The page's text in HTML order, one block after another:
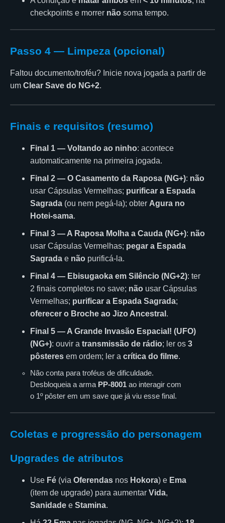
checkpoints e morrer não soma tempo.
Passo 4 — Limpeza (opcional)
Faltou documento/troféu? Inicie nova jogada a partir de
um Clear Save do NG+2.
Finais e requisitos (resumo)
Final 1 — Voltando ao ninho: acontece
automaticamente na primeira jogada.
Final 2 — O Casamento da Raposa (NG+): não
usar Cápsulas Vermelhas; purificar a Espada
Sagrada (ou nem pegá-la); obter Agura no
Hotei-sama.
Final 3 — A Raposa Molha a Cauda (NG+): não
usar Cápsulas Vermelhas; pegar a Espada
Sagrada e não purificá-la.
Final 4 — Ebisugaoka em Silêncio (NG+2): ter
2 finais completos no save; não usar Cápsulas
Vermelhas; purificar a Espada Sagrada;
oferecer o Broche ao Jizo Ancestral .
Final 5 — A Grande Invasão Espacial! (UFO)
(NG+): ouvir a transmissão de rádio; ler os 3
pôsteres em ordem; ler a crítica do filme.
Não conta para troféus de dificuldade.
Desbloqueia a arma PP-8001 ao interagir com
o 1º pôster em um save que já viu esse final.
Coletas e progressão do personagem
Upgrades de atributos
Use Fé (via Oferendas nos Hokora) e Ema
(item de upgrade) para aumentar Vida,
Sanidade e Stamina.